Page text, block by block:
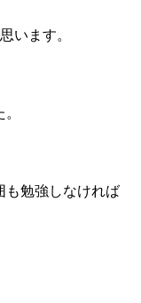
います。
も勉強しなければ